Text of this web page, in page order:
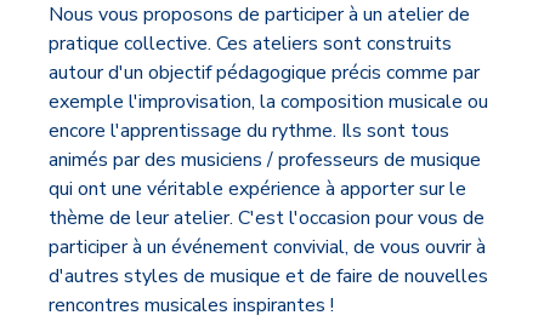
Nous vous proposons de participer à un atelier de
pratique collective. Ces ateliers sont construits
autour d'un objectif pédagogique précis comme par
exemple l'improvisation, la composition musicale ou
encore l'apprentissage du rythme. Ils sont tous
animés par des musiciens / professeurs de musique
qui ont une véritable expérience à apporter sur le
thème de leur atelier. C'est l'occasion pour vous de
participer à un événement convivial, de vous ouvrir à
d'autres styles de musique et de faire de nouvelles
rencontres musicales inspirantes !